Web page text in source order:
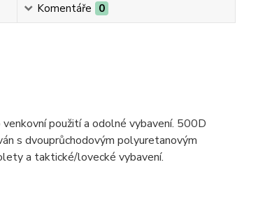
Komentáře 0
použití a odolné vybavení. 500D
s dvouprůchodovým polyuretanovým
a taktické/lovecké vybavení.